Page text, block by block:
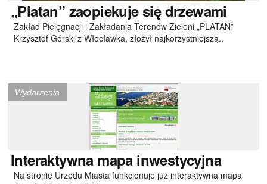
„Platan” zaopiekuje się drzewami
Zakład Pielęgnacji i Zakładania Terenów Zieleni „PLATAN”
Krzysztof Górski z Włocławka, złożył najkorzystniejszą..
Wydarzenia
Interaktywnamapa inwestycyjna
Na stronie Urzędu Miasta funkcjonuje już interaktywna mapa